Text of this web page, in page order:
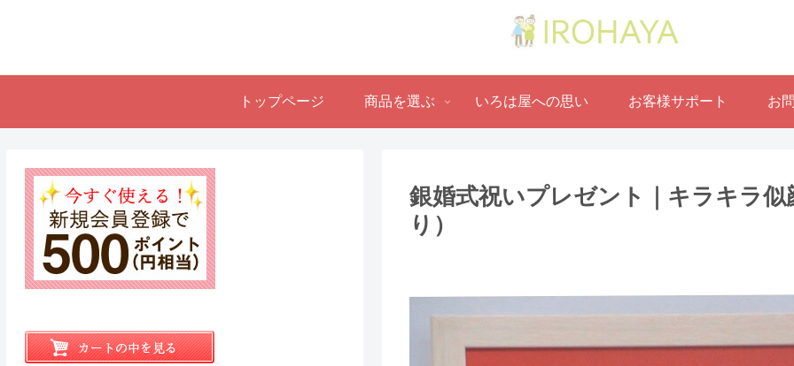
トップページ 商品を選ぶ いろは屋への思い お客様サポート お
銀婚式祝いプレゼント｜キラキラ
り ）